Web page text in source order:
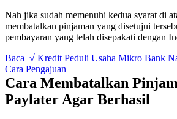
Nah jika sudah memenuhi kedua syarat di
membatalkan pinjaman yang disetujui
pembayaran yang telah disepakati dengan
Baca √ Kredit Peduli Usaha Mikro Bank
Cara Pengajuan
Cara Membatalkan
Paylater Agar Berhasil